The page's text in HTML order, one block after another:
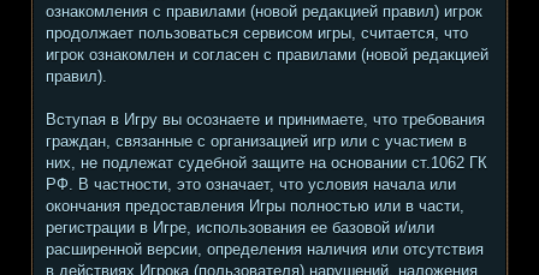
ознакомления с правилами (новой редакцией правил) игрок
продолжает пользоваться сервисом игры, считается, что
игрок ознакомлен и согласен с правилами (новой редакцией
правил).
Вступая в Игру вы осознаете и принимаете, что требования
граждан, связанные с организацией игр или с участием в
них, не подлежат судебной защите на основании ст.1062 ГК
РФ. В частности, это означает, что условия начала или
окончания предоставления Игры полностью или в части,
регистрации в Игре, использования ее базовой и/или
расширенной версии, определения наличия или отсутствия
в действиях Игрока (пользователя) нарушений, наложения